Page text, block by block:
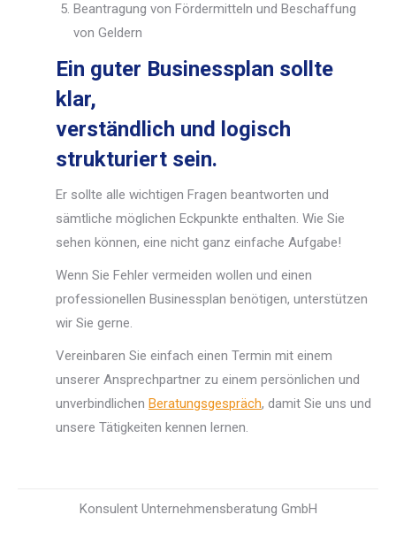
Beantragung von Fördermitteln und Beschaffung
von Geldern
Ein guter Businessplan sollte
klar,
verständlich und logisch
strukturiert sein.
Er sollte alle wichtigen Fragen beantworten und
sämtliche möglichen Eckpunkte enthalten. Wie Sie
sehen können, eine nicht ganz einfache Aufgabe!
Wenn Sie Fehler vermeiden wollen und einen
professionellen Businessplan benötigen, unterstützen
wir Sie gerne.
Vereinbaren Sie einfach einen Termin mit einem
unserer Ansprechpartner zu einem persönlichen und
unverbindlichen Beratungsgespräch, damit Sie uns und
unsere Tätigkeiten kennen lernen.
Konsulent Unternehmensberatung GmbH